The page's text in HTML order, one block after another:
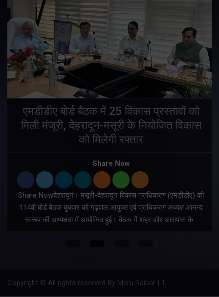
एमडीडीए बोर्ड बैठक में 25 विकास प्रस्तावों को
मिली मंजूरी, देहरादून-मसूरी के नियोजित विकास
को मिलेगी रफ्तार
Share Now
Share Nowदेहरादून। मसूरी-देहरादून विकास प्राधिकरण (एमडीडीए) की
114वीं बोर्ड बैठक बुधवार को गढ़वाल आयुक्त एवं प्राधिकरण अध्यक्ष आनन्द
स्वरूप की अध्यक्षता में आयोजित हुई। बैठक में शहर और आसपास के…
Copyright © All rights reserved By Meru Raibar | Theme by